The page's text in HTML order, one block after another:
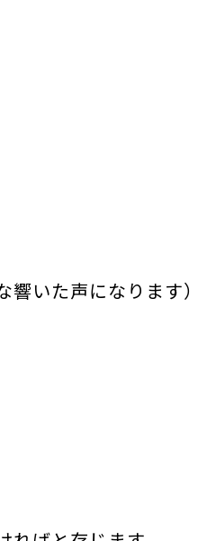
いた声になります）